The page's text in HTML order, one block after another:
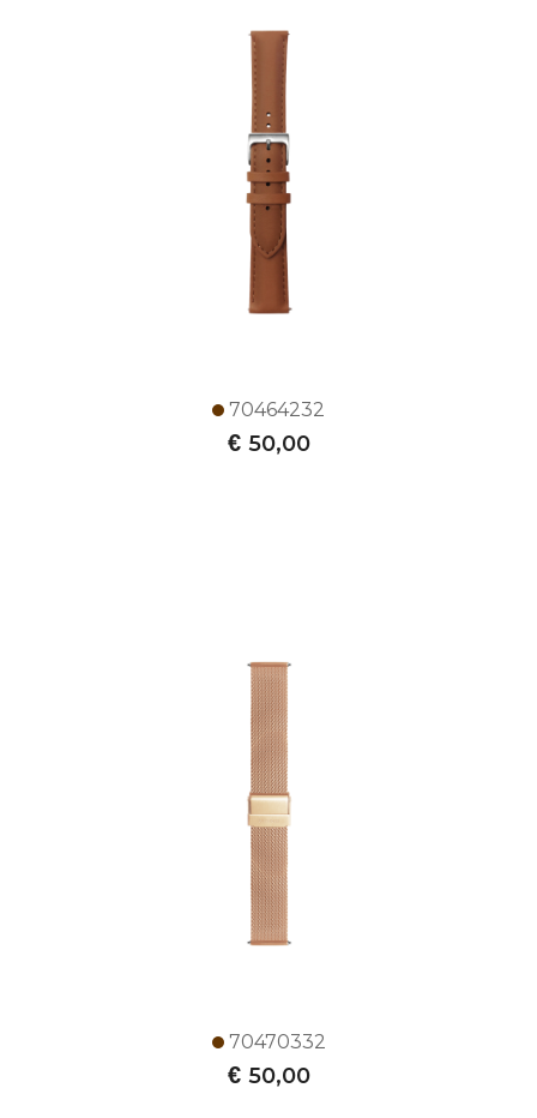
70464232
€ 50,00
70470332
€ 50,00